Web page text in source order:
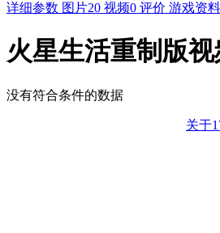
详细参数 图片20 视频0 评价 游戏资料
火星生活重制版
没有符合条件的数据
关于